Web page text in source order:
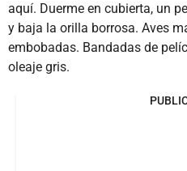
aquí. Duerme en cubierta, un
y baja la orilla borrosa. Aves
embobadas. Bandadas de
oleaje gris.